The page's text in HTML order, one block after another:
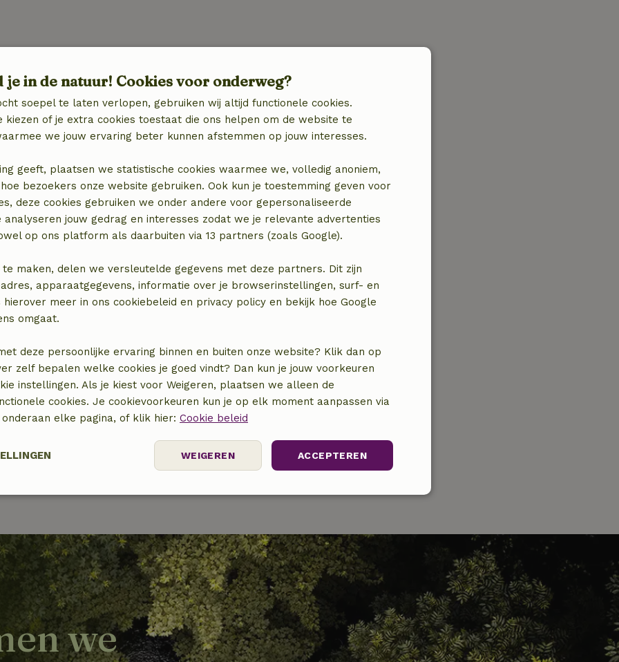
we
je in de natuur! Cookies voor onderweg?
soepel te laten verlopen, gebruiken wij altijd functionele cookies.
kiezen of je extra cookies toestaat die ons helpen om de website te
we jouw ervaring beter kunnen afstemmen op jouw interesses.
geeft, plaatsen we statistische cookies waarmee we, volledig anoniem,
bezoekers onze website gebruiken. Ook kun je toestemming geven voor
deze cookies gebruiken we onder andere voor gepersonaliseerde
analyseren jouw gedrag en interesses zodat we je relevante advertenties
op ons platform als daarbuiten via 13 partners (zoals Google).
maken, delen we versleutelde gegevens met deze partners. Dit zijn
apparaatgegevens, informatie over je browserinstellingen, surf- en
hierover meer in ons cookiebeleid en privacy policy en bekijk hoe Google
omgaat.
deze persoonlijke ervaring binnen en buiten onze website? Klik dan op
zelf bepalen welke cookies je goed vindt? Dan kun je jouw voorkeuren
instellingen. Als je kiest voor Weigeren, plaatsen we alleen de
cookies. Je cookievoorkeuren kun je op elk moment aanpassen via
onderaan elke pagina, of klik hier: Cookie beleid
ACCEPTEREN
WEIGEREN
Prestatie Targeting Functioneel
Niet-
noodzakelijk Prestatie Targeting Functioneel Niet-geclassificeerd
cookies maken de kernfunctionaliteiten van de website mogelijk, zoals gebruikersaanmelding en
website kan niet goed worden gebruikt zonder de strikt noodzakelijke cookies.